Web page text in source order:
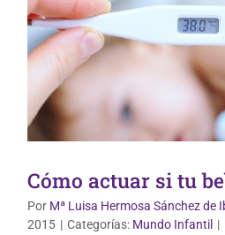
Cómo actuar si tu
Por Mª Luisa Hermosa Sánchez de
2015 | Categorías: Mundo Infantil |